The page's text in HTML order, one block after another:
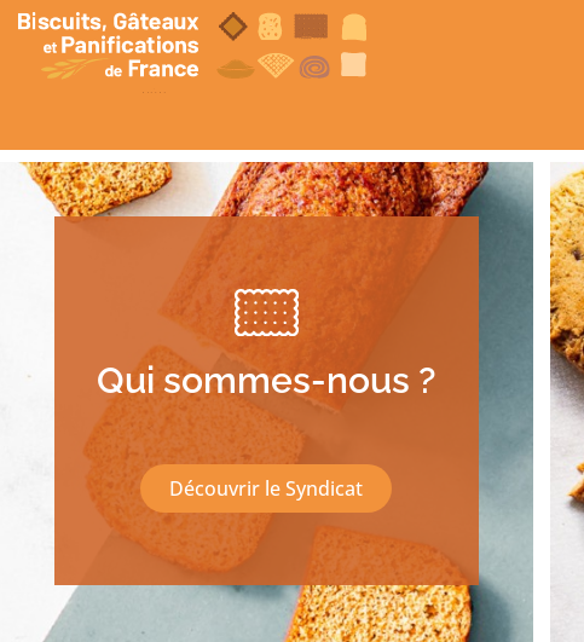
Qui sommes-nous ?
Découvrir le Syndicat